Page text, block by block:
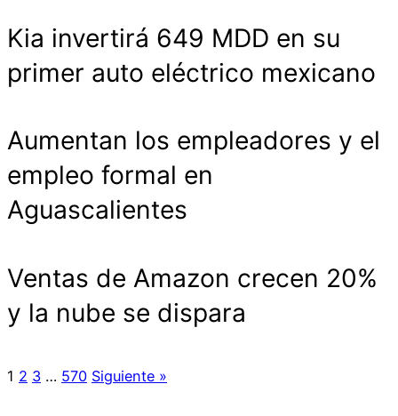
Kia invertirá 649 MDD en su
primer auto eléctrico mexicano
Aumentan los empleadores y el
empleo formal en
Aguascalientes
Ventas de Amazon crecen 20%
y la nube se dispara
1 2 3 … 570 Siguiente »